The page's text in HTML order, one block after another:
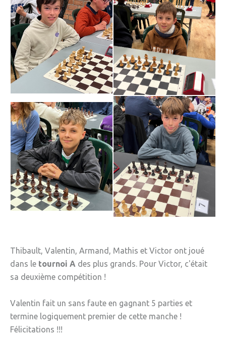
» Tendances Weppes
» Service à domicile
» ADMR
» SEWEP
» Autres associations
» ESA
» Scouts de France
CONTACT
Thibault, Valentin, Armand, Mathis et Victor ont joué
dans le tournoi A des plus grands. Pour Victor, c'était
sa deuxième compétition !
Valentin fait un sans faute en gagnant 5 parties et
termine logiquement premier de cette manche !
Félicitations !!!